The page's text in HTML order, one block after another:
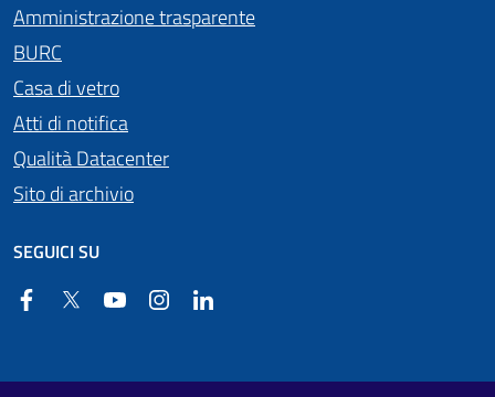
Amministrazione trasparente
BURC
Casa di vetro
Atti di notifica
Qualità Datacenter
Sito di archivio
SEGUICI SU
FacebookTwitter YouTube Instagram